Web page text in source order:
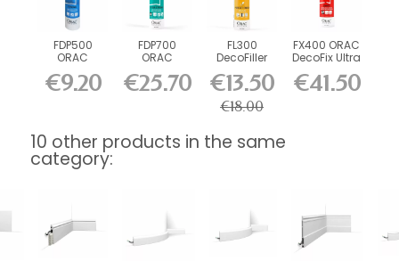
FDP500
ORAC
310 ml
€9.20
FDP700
ORAC
Power 290
ml
€25.70
FL300
DecoFiller
€13.50
€18.00
FX400 ORAC
DecoFix Ultra
€41.50
10 other products in the same
category: